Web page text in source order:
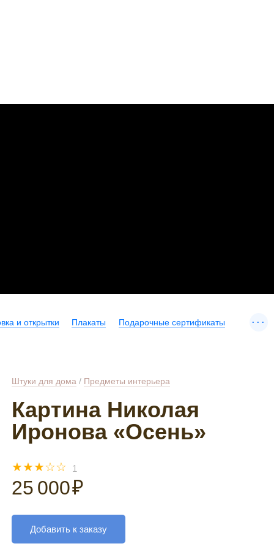
и открытки Плакаты Подарочные сертификаты ...
Штуки для дома / Предметы интерьера
Картина Николая
Иронова «Осень»
☆
☆
☆
☆
☆ 1
25 000₽
Добавить к заказу